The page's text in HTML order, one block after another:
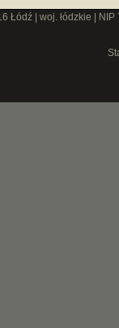
Łódź | woj. łódzkie |